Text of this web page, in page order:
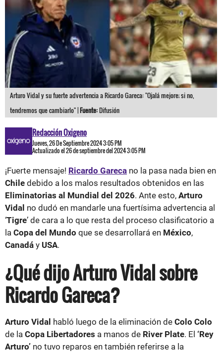
Arturo Vidal y su fuerte advertencia a Ricardo Gareca: "Ojalá mejore; si no,
tendremos que cambiarlo" |Fuente:Difusión
Redacción Oxigeno
Jueves, 26 De Septiembre 2024 3:05 PM
Actualizado el 26 de septiembre del 2024 3:05 PM
¡Fuerte mensaje! Ricardo Gareca no la pasa nada bien en
Chile debido a los malos resultados obtenidos en las
Eliminatorias al Mundial del 2026. Ante esto, Arturo
Vidal no dudó en mandarle una fuertísima advertencia al
‘Tigre’ de cara a lo que resta del proceso clasificatorio a
la Copa del Mundo que se desarrollará en México,
Canadá y USA.
¿Qué dijo Arturo Vidal sobre
Ricardo Gareca?
Arturo Vidal habló luego de la eliminación de Colo Colo
de la Copa Libertadores a manos de River Plate. El ‘Rey
Arturo’ no tuvo reparos en también referirse a la